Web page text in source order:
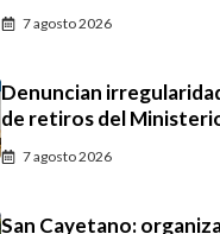
7 agosto 2026
Denuncian
de retiros del
7 agosto 2026
San Cayetano: